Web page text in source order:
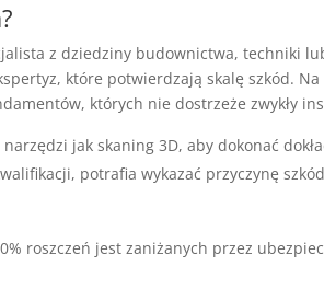
z dziedziny budownictwa, techniki
które potwierdzają skalę szkód.
których nie dostrzeże zwykły
jak skaning 3D, aby dokonać
potrafia wykazać przyczynę
roszczeń jest zaniżanych przez